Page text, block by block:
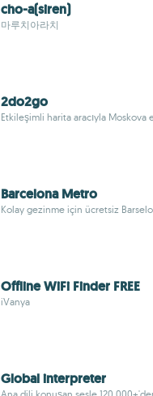
cho-a(siren)
마루치아라치
2do2go
Etkileşimli harita aracıyla
Barcelona Metro
Kolay gezinme için ücretsiz
Offline WiFi Finder FREE
iVanya
Global interpreter